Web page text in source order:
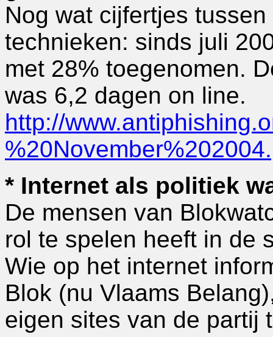
Nog wat cijfertjes
technieken: sinds juli
met 28% toegenomen.
was 6,2 dagen on line.
http://
* Internet als politiek
De mensen van
rol te spelen heeft in de
Wie op het internet
Blok (nu Vlaams
eigen sites van de partij